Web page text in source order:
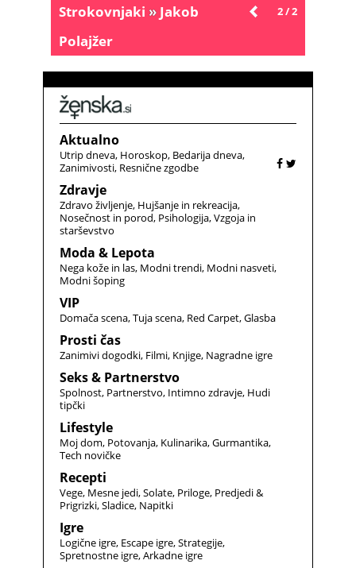
2 / 2
Novejše
Strokovnjaki » Jakob
Polajžer
Aktualno
Utrip dneva Horoskop Bedarija dneva
Zanimivosti Resnične zgodbe
Zdravje
Zdravo življenje Hujšanje in rekreacija
Nosečnost in porod Psihologija Vzgoja in
starševstvo
Moda & Lepota
Nega kože in las Modni trendi Modni nasveti
Modni šoping
VIP
Domača scena Tuja scena Red Carpet Glasba
Prosti čas
Zanimivi dogodki Filmi Knjige Nagradne igre
Seks & Partnerstvo
Spolnost Partnerstvo Intimno zdravje Hudi
tipčki
Lifestyle
Moj dom Potovanja Kulinarika Gurmantika
Tech novičke
Recepti
Vege Mesne jedi Solate Priloge Predjedi &
Prigrizki Sladice Napitki
Igre
Logične igre Escape igre Strategije
Spretnostne igre Arkadne igre